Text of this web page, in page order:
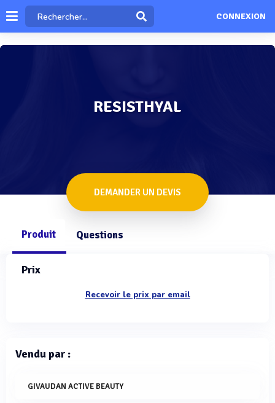
CONNEXION
RESISTHYAL
DEMANDER UN DEVIS
Produit Questions
Prix
Recevoir le prix par email
Vendu par :
GIVAUDAN ACTIVE BEAUTY